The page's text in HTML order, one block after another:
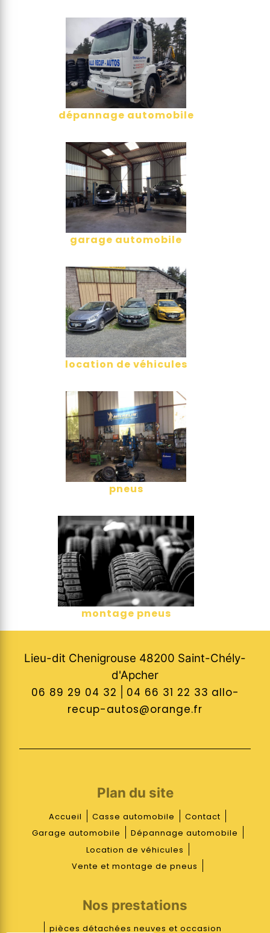
dépannage automobile
garage automobile
location de véhicules
pneus
montage pneus
Lieu-dit Chenigrouse 48200 Saint-Chély-
d'Apcher
06 89 29 04 32 04 66 31 22 33 allo-
recup-autos@orange.fr
Plan du site
Accueil Casse automobile
Contact
Garage automobile
Dépannage automobile
Location de véhicules
Vente et montage de pneus
Nos prestations
pièces détachées neuves et occasion